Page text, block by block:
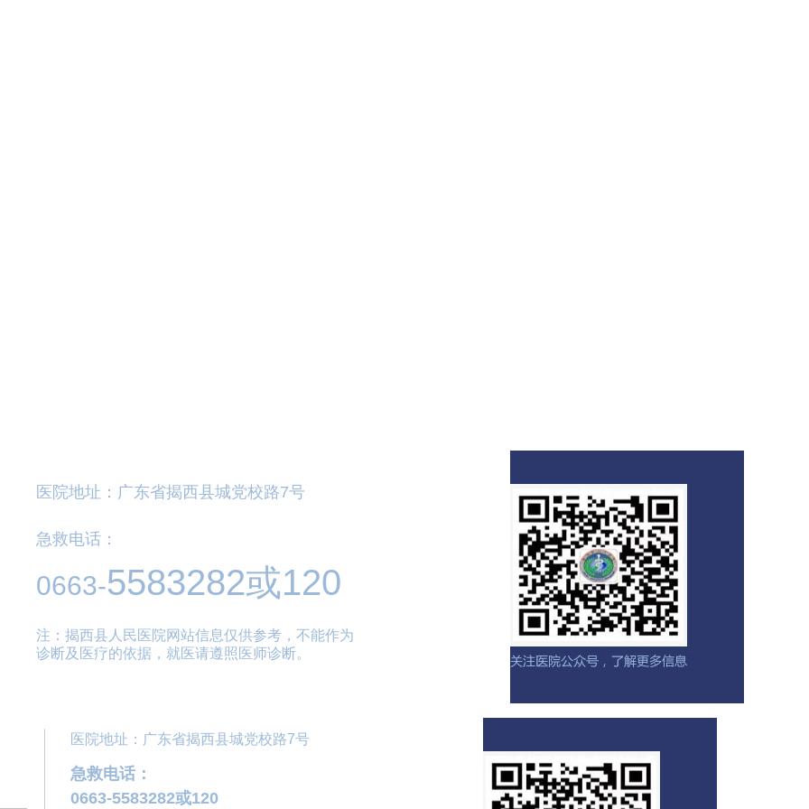
医院地址：广东省揭西县城党校路7号
急救电话：
0663-5583282或120
注：揭西县人民医院网站信息仅供参考，不能作为
诊断及医疗的依据，就医请遵照医师诊断。
医院地址：广东省揭西县城党校路7号
急救电话：
0663-5583282或120